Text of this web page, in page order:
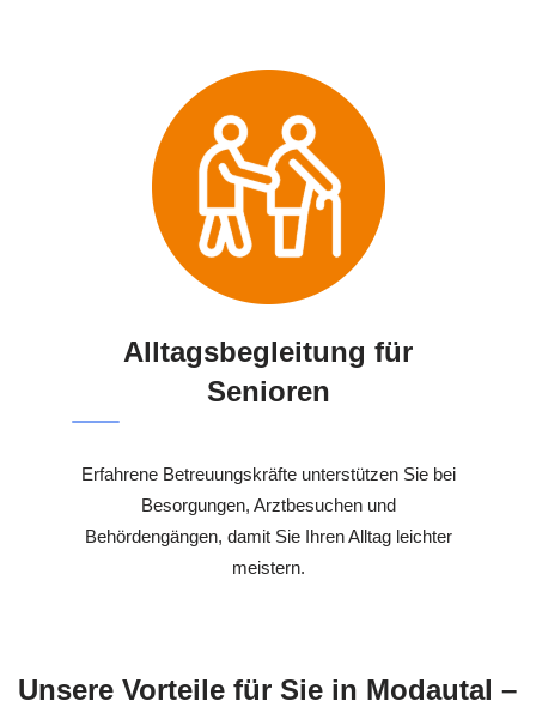
Alltagsbegleitung für
Senioren
Erfahrene Betreuungskräfte unterstützen Sie bei
Besorgungen, Arztbesuchen und
Behördengängen, damit Sie Ihren Alltag leichter
meistern.
Unsere Vorteile für Sie in Modautal –